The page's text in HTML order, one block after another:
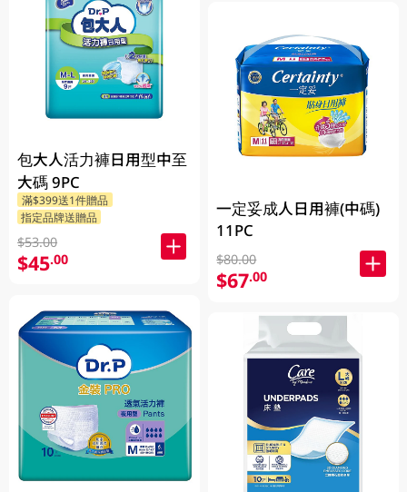
包大人活力褲日用型中至
大碼 9PC
滿$399送1件贈品
指定品牌送贈品
$53.00
$45.00
一定妥成人日用褲(中碼)
11PC
$80.00
$67.00